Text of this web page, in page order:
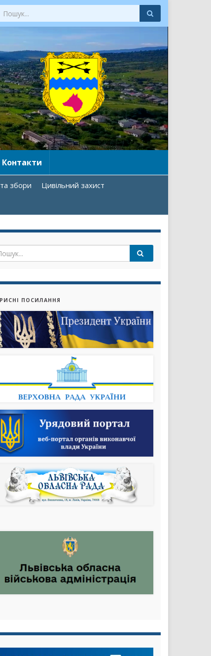
Контакти
збори
Цивільний захист
ПОСИЛАННЯ